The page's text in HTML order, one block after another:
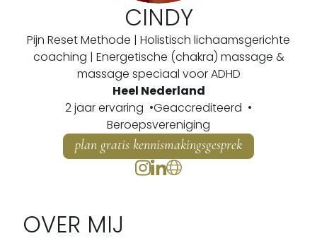
CINDY
Pijn Reset Methode | Holistisch lichaamsgerichte
coaching | Energetische (chakra) massage &
massage speciaal voor ADHD
Heel Nederland
2 jaar ervaring
Geaccrediteerd
Beroepsvereniging
plan gratis kennismakingsgesprek
OVER MIJ